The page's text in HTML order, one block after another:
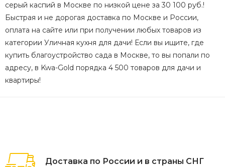
серый каспий в Москве по низкой цене за 30 100 руб.!
Быстрая и не дорогая доставка по Москве и России,
оплата на сайте или при получении любых товаров из
категории Уличная кухня для дачи! Если вы ищите, где
купить благоустройство сада в Москве, то вы попали по
адресу, в Kwa-Gold порядка 4 500 товаров для дачи и
квартиры!
Доставка по России и в страны СНГ